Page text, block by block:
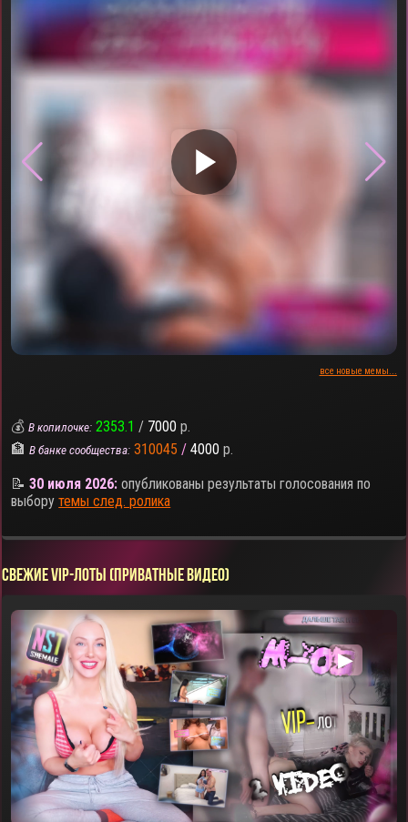
▶
все новые мемы...
💰В копилочке: 2353.1 / 7000 р.
🏦В банке сообщества: 310045 / 4000 р.
📝30 июля 2026: опубликованы результаты голосования по
выборутемы след. ролика
СВЕЖИЕ VIP-ЛОТЫ (ПРИВАТНЫЕ ВИДЕО)
▶